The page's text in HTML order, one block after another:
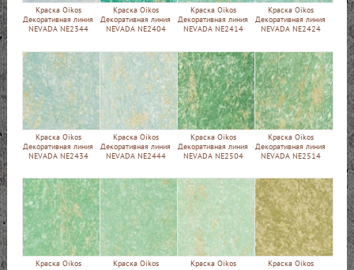
Краска Oikos
Декоративная линия
NEVADA NE2344
Краска Oikos
Декоративная линия
NEVADA NE2404
Краска Oikos
Декоративная линия
NEVADA NE2414
Краска Oikos
Декоративная линия
NEVADA NE2424
Краска Oikos
Декоративная линия
NEVADA NE2434
Краска Oikos
Декоративная линия
NEVADA NE2444
Краска Oikos
Декоративная линия
NEVADA NE2504
Краска Oikos
Декоративная линия
NEVADA NE2514
Краска Oikos Краска Oikos Краска Oikos Краска Oikos